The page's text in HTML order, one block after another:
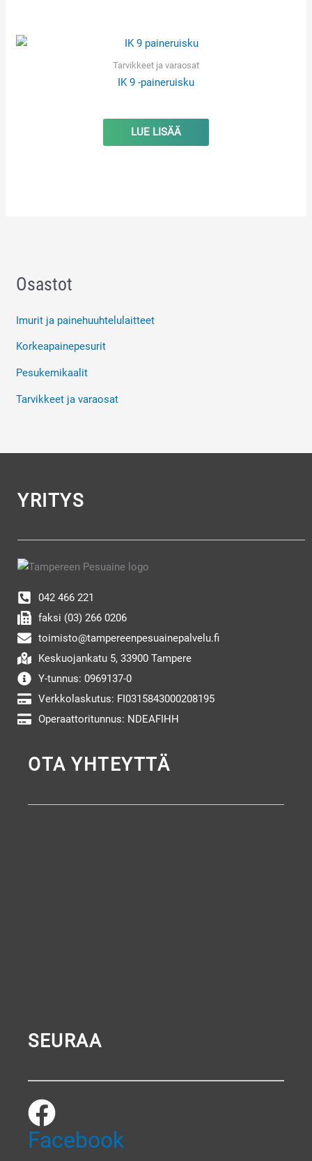
Tarvikkeet ja varaosat
IK 9 -paineruisku
LUE LISÄÄ
Osastot
Imurit ja painehuuhtelulaitteet
Korkeapainepesurit
Pesukemikaalit
Tarvikkeet ja varaosat
YRITYS
042 466 221
faksi (03) 266 0206
toimisto@tampereenpesuainepalvelu.fi
Keskuojankatu 5, 33900 Tampere
Y-tunnus: 0969137-0
Verkkolaskutus: FI0315843000208195
Operaattoritunnus: NDEAFIHH
OTA YHTEYTTÄ
SEURAA
Facebook